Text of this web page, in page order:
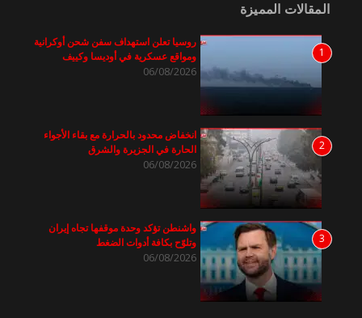
المقالات المميزة
1
روسيا تعلن استهداف سفن شحن أوكرانية
ومواقع عسكرية في أوديسا وكييف
06/08/2026
2
انخفاض محدود بالحرارة مع بقاء الأجواء
الحارة في الجزيرة والشرق
06/08/2026
3
واشنطن تؤكد وحدة موقفها تجاه إيران
وتلوّح بكافة أدوات الضغط
06/08/2026